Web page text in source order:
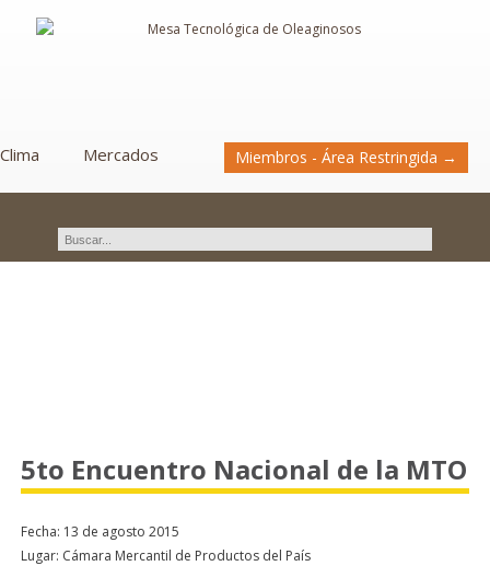
Clima Mercados Miembros - Área Restringida →
5to Encuentro Nacional de la MTO
Fecha: 13 de agosto 2015
Lugar: Cámara Mercantil de Productos del País